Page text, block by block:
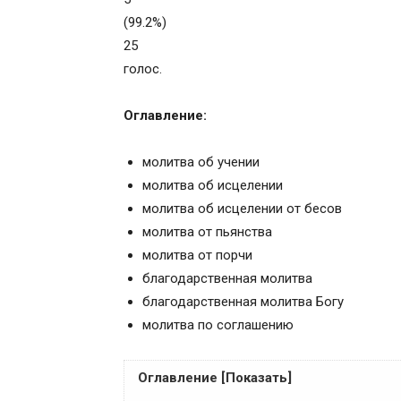
(99.2%)
25
голос.
Оглавление:
молитва об учении
молитва об исцелении
молитва об исцелении от бесов
молитва от пьянства
молитва от порчи
благодарственная молитва
благодарственная молитва Богу
молитва по соглашению
Оглавление [Показать]